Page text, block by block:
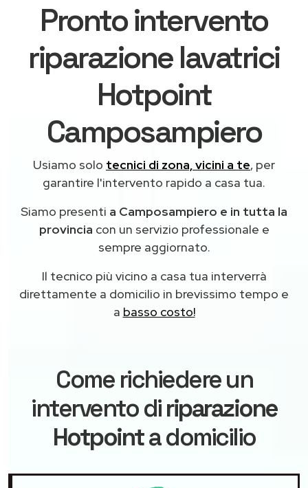
Pronto intervento
riparazione lavatrici
Hotpoint
Camposampiero
Usiamo solo tecnici di zona, vicini a te, per
garantire l'intervento rapido a casa tua.
Siamo presenti a Camposampiero e in tutta la
provincia con un servizio professionale e
sempre aggiornato.
Il tecnico più vicino a casa tua interverrà
direttamente a domicilio in brevissimo tempo e
a basso costo!
Come richiedere un
intervento diriparazione
Hotpointa domicilio